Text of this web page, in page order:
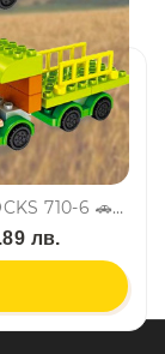
Образователен конструктор BLOCKS 710-6 🚗- 30 части, 3+
лв.